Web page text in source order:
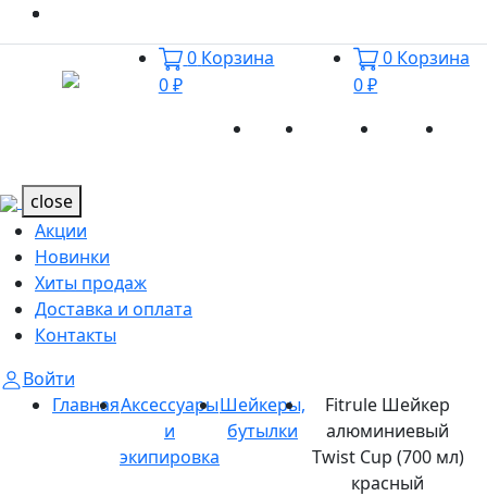
0 Корзина
0 ₽
0 Корзина
0 ₽
Акции Новинки
close
Акции
Новинки
Хиты продаж
Доставка и оплата
Контакты
Войти
ГлавнаяАксессуары
и
экипировка
Шейкеры,
бутылки
Fitrule Шейкер
алюминиевый
Twist Cup (700 мл)
красный